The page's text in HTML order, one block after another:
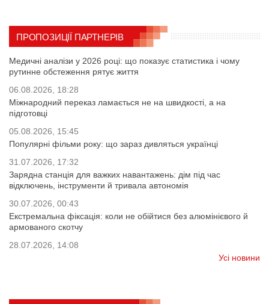
ПРОПОЗИЦІЇ ПАРТНЕРІВ
Медичні аналізи у 2026 році: що показує статистика і чому
рутинне обстеження рятує життя
06.08.2026, 18:28
Міжнародний переказ ламається не на швидкості, а на
підготовці
05.08.2026, 15:45
Популярні фільми року: що зараз дивляться українці
31.07.2026, 17:32
Зарядна станція для важких навантажень: дім під час
відключень, інструменти й тривала автономія
30.07.2026, 00:43
Екстремальна фіксація: коли не обійтися без алюмінієвого й
армованого скотчу
28.07.2026, 14:08
Усі новини